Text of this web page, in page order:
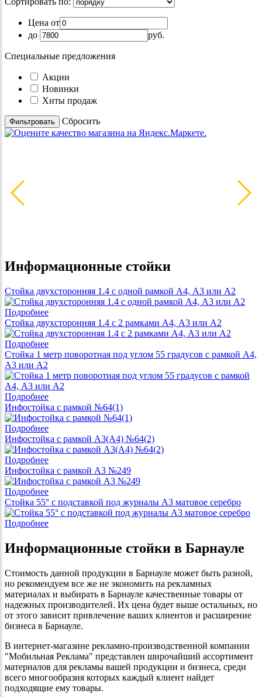
Цена от
до
руб.
Специальные предложения
Акции
Новинки
Хиты продаж
Cбросить
Информационные стойки
Стойка двухсторонняя 1.4 с одной рамкой А4, А3 или А2
Подробнее
Cтойка двухсторонняя 1.4 с 2 рамками А4, А3 или А2
Подробнее
Cтойка 1 метр поворотная под углом 55 градусов с рамкой А4,
А3 или А2
Подробнее
Инфостойка с рамкой №64(1)
Подробнее
Инфостойка с рамкой А3(А4) №64(2)
Подробнее
Инфостойка с рамкой А3 №249
Подробнее
Стойка 55° с подставкой под журналы А3 матовое серебро
Подробнее
Информационные стойки в Барнауле
Стоимость данной продукции в Барнауле может быть разной,
но рекомендуем все же не экономить на рекламных
материалах и выбирать в Барнауле качественные товары от
надежных производителей. Их цена будет выше остальных, но
от этого зависит привлечение ваших клиентов и расширение
бизнеса в Барнауле.
В интернет-магазине рекламно-производственной компании
"Мобильная Реклама" представлен широчайший ассортимент
материалов для рекламы вашей продукции и бизнеса, среди
всего многообразия которых каждый клиент найдет
подходящие ему товары.